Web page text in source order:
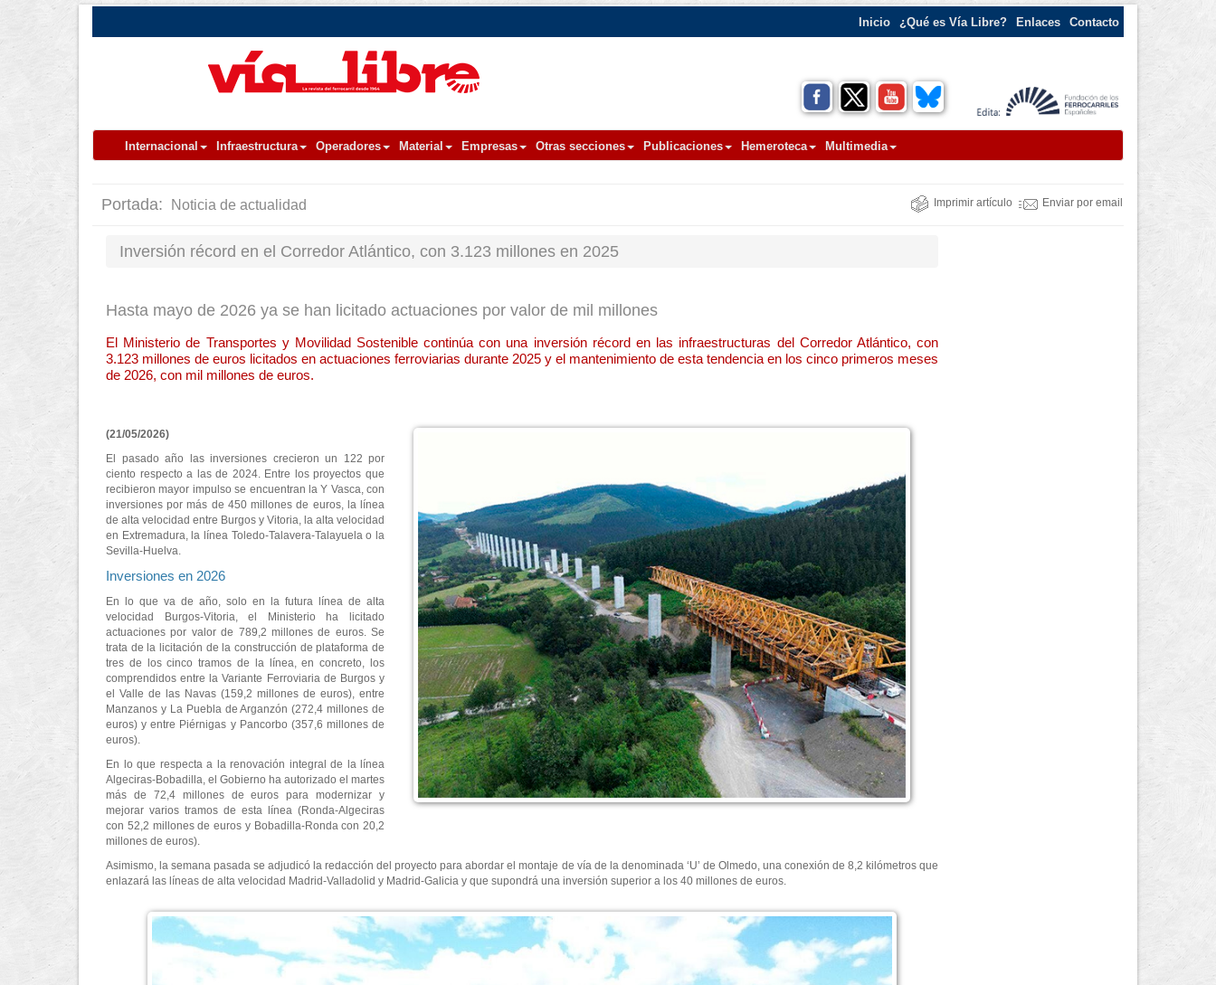
Inicio ¿Qué es Vía Libre? Enlaces Contacto
Internacional Infraestructura Operadores Material Empresas Otras secciones Publicaciones Hemeroteca Multimedia
Portada: Noticia de actualidad Imprimir artículo Enviar por email
Inversión récord en el Corredor Atlántico, con 3.123 millones en 2025
Hasta mayo de 2026 ya se han licitado actuaciones por valor de mil millones
El Ministerio de Transportes y Movilidad Sostenible continúa con una inversión récord en las infraestructuras del Corredor Atlántico, con
3.123 millones de euros licitados en actuaciones ferroviarias durante 2025 y el mantenimiento de esta tendencia en los cinco primeros meses
de 2026, con mil millones de euros.
(21/05/2026)
El pasado año las inversiones crecieron un 122 por
ciento respecto a las de 2024. Entre los proyectos que
recibieron mayor impulso se encuentran la Y Vasca, con
inversiones por más de 450 millones de euros, la línea
de alta velocidad entre Burgos y Vitoria, la alta velocidad
en Extremadura, la línea Toledo-Talavera-Talayuela o la
Sevilla-Huelva.
Inversiones en 2026
En lo que va de año, solo en la futura línea de alta
velocidad Burgos-Vitoria, el Ministerio ha licitado
actuaciones por valor de 789,2 millones de euros. Se
trata de la licitación de la construcción de plataforma de
tres de los cinco tramos de la línea, en concreto, los
comprendidos entre la Variante Ferroviaria de Burgos y
el Valle de las Navas (159,2 millones de euros), entre
Manzanos y La Puebla de Arganzón (272,4 millones de
euros) y entre Piérnigas y Pancorbo (357,6 millones de
euros).
En lo que respecta a la renovación integral de la línea
Algeciras-Bobadilla, el Gobierno ha autorizado el martes
más de 72,4 millones de euros para modernizar y
mejorar varios tramos de esta línea (Ronda-Algeciras
con 52,2 millones de euros y Bobadilla-Ronda con 20,2
millones de euros).
Asimismo, la semana pasada se adjudicó la redacción del proyecto para abordar el montaje de vía de la denominada ‘U’ de Olmedo, una conexión de 8,2 kilómetros que
enlazará las líneas de alta velocidad Madrid-Valladolid y Madrid-Galicia y que supondrá una inversión superior a los 40 millones de euros.